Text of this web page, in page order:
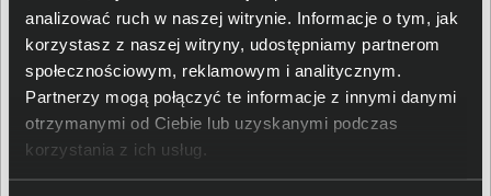
analizować ruch w naszej witrynie. Informacje o tym, jak
korzystasz z naszej witryny, udostępniamy partnerom
społecznościowym, reklamowym i analitycznym.
Partnerzy mogą połączyć te informacje z innymi danymi
otrzymanymi od Ciebie lub uzyskanymi podczas
korzystania z ich usług.